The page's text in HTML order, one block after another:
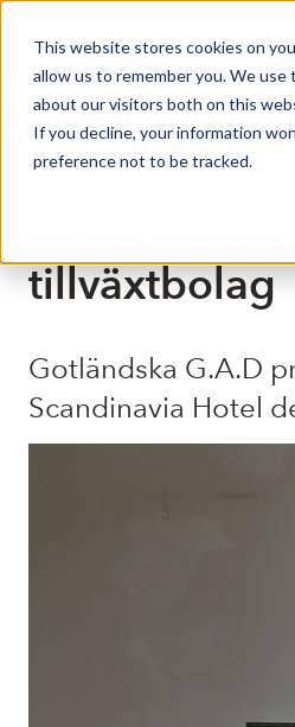
This website stores cookies on
allow us to remember you. We
about our visitors both on this
If you decline, your information
preference not to be tracked.
Press release from Companies
tillväxtbolag
Gotländska G.A.D
Scandinavia Hotel